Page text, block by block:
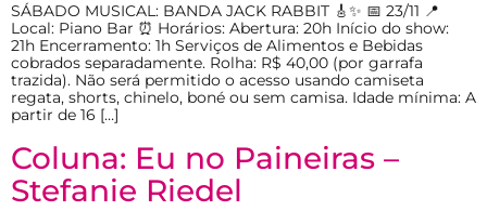
SÁBADO MUSICAL: BANDA JACK RABBIT 🎸✨ 📅 23/11 📍
Local: Piano Bar ⏰ Horários: Abertura: 20h Início do show:
21h Encerramento: 1h Serviços de Alimentos e Bebidas
cobrados separadamente. Rolha: R$ 40,00 (por garrafa
trazida). Não será permitido o acesso usando camiseta
regata, shorts, chinelo, boné ou sem camisa. Idade mínima: A
partir de 16 […]
Coluna: Eu no Paineiras –
Stefanie Riedel